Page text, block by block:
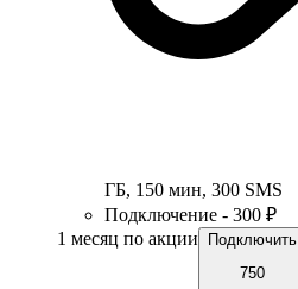
ГБ, 150 мин, 300 SMS
Подключение - 300 ₽
1 месяц по акции
Подключить
750